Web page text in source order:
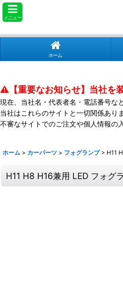
メニュー
ホーム
⚠️【重要なお知らせ】当社を
現在、当社名・代表者名・電話番号な
当社はこれらのサイトと一切関係あり
不審なサイトでのご注文や個人情報の
ホーム > カーパーツ > フォグランプ > H11
H11 H8 H16兼用 LED フォグ